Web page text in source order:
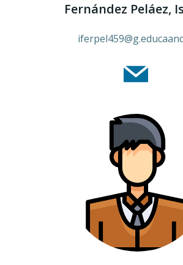
Fernández Peláez,